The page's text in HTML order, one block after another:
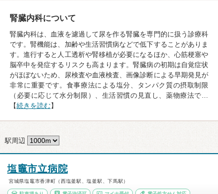
腎臓内科について
腎臓内科は、血液を濾過して尿を作る腎臓を専門的に扱う診療科
です。腎機能は、加齢や生活習慣病などで低下することがありま
す。進行すると人工透析や腎移植が必要になるほか、心筋梗塞や
脳卒中を発症するリスクも高まります。腎臓病の初期は自覚症状
がほぼないため、尿検査や血液検査、画像診断による早期発見が
非常に重要です。食事療法による塩分、タンパク質の摂取制限
（必要に応じて水分制限）、生活習慣の見直し、薬物療法で…
【続きを読む】
駅周辺
塩竈市立病院
宮城県塩竈市香津町（西塩釜駅、塩釜駅、下馬駅）